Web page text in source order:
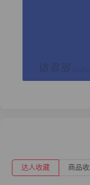
达人收藏 商品